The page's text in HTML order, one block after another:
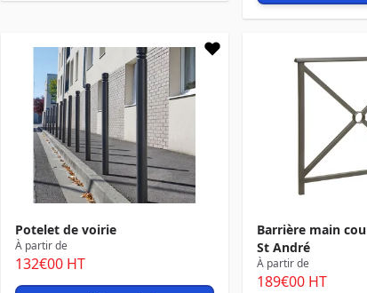
Potelet de voirie
À partir de
132€00 HT
Barrière main
St André
À partir de
189€00 HT